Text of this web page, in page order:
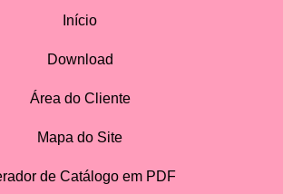
Início
Download
Área do Cliente
Mapa do Site
de Catálogo em PDF